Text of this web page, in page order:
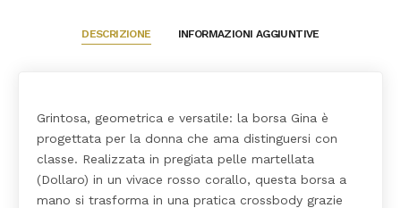
DESCRIZIONE INFORMAZIONI AGGIUNTIVE
Grintosa, geometrica e versatile: la borsa Gina è
progettata per la donna che ama distinguersi con
classe. Realizzata in pregiata pelle martellata
(Dollaro) in un vivace rosso corallo, questa borsa a
mano si trasforma in una pratica crossbody grazie